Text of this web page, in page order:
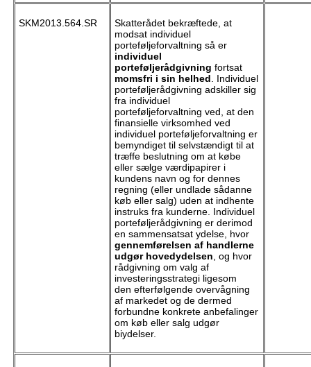
SKM2013.564.SR
Skatterådet bekræftede, at
modsat individuel
porteføljeforvaltning så er
individuel
porteføljerådgivning fortsat
momsfri i sin helhed. Individuel
porteføljerådgivning adskiller sig
fra individuel
porteføljeforvaltning ved, at den
finansielle virksomhed ved
individuel porteføljeforvaltning er
bemyndiget til selvstændigt til at
træffe beslutning om at købe
eller sælge værdipapirer i
kundens navn og for dennes
regning (eller undlade sådanne
køb eller salg) uden at indhente
instruks fra kunderne. Individuel
porteføljerådgivning er derimod
en sammensatsat ydelse, hvor
gennemførelsen af handlerne
udgør hovedydelsen, og hvor
rådgivning om valg af
investeringsstrategi ligesom
den efterfølgende overvågning
af markedet og de dermed
forbundne konkrete anbefalinger
om køb eller salg udgør
biydelser.